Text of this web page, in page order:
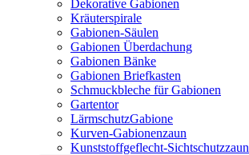
Dekorative Gabionen
Kräuterspirale
Gabionen-Säulen
Gabionen Überdachung
Gabionen Bänke
Gabionen Briefkasten
Schmuckbleche für Gabionen
Gartentor
LärmschutzGabione
Kurven-Gabionenzaun
Kunststoffgeflecht-Sichtschutzzaun